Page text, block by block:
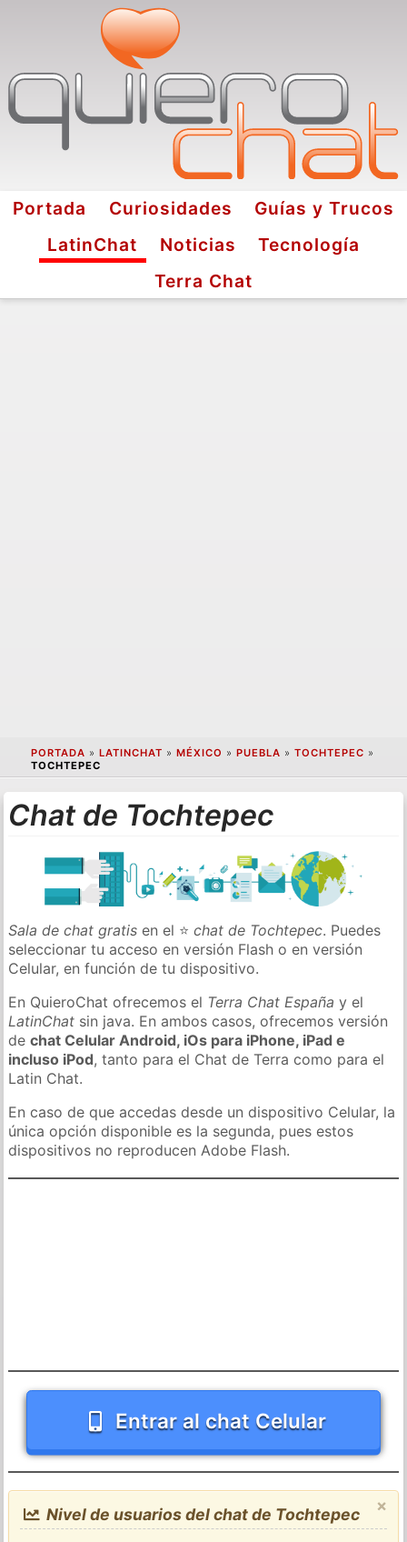
Portada Curiosidades
Guías y Trucos
LatinChat
Noticias
Tecnología
Terra Chat
PORTADA » LATINCHAT » MÉXICO » PUEBLA » TOCHTEPEC »
TOCHTEPEC
Chat de Tochtepec
Sala de chat gratis en el ⭐chat de Tochtepec. Puedes
seleccionar tu acceso en versión Flash o en versión
Celular, en función de tu dispositivo.
En QuieroChat ofrecemos el Terra Chat España y el
LatinChat sin java. En ambos casos, ofrecemos versión
dechat Celular Android, iOs para iPhone, iPad e
incluso iPod, tanto para el Chat de Terra como para el
Latin Chat.
En caso de que accedas desde un dispositivo Celular, la
única opción disponible es la segunda, pues estos
dispositivos no reproducen Adobe Flash.
Entrar al chat Celular
×
Nivel de usuarios del chat de Tochtepec